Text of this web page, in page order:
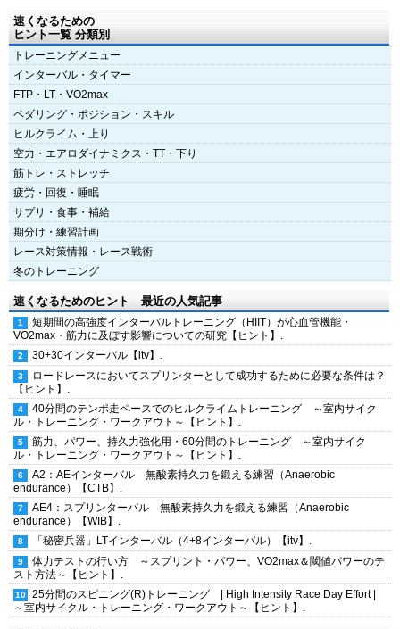
速くなるための
ヒント一覧 分類別
トレーニングメニュー
インターバル・タイマー
FTP・LT・VO2max
ペダリング・ポジション・スキル
ヒルクライム・上り
空力・エアロダイナミクス・TT・下り
筋トレ・ストレッチ
疲労・回復・睡眠
サプリ・食事・補給
期分け・練習計画
レース対策情報・レース戦術
冬のトレーニング
速くなるためのヒント 最近の人気記事
短期間の高強度インターバルトレーニング（HIIT）が心血管機能・
VO2max・筋力に及ぼす影響についての研究【ヒント】.
30+30インターバル【itv】.
ロードレースにおいてスプリンターとして成功するために必要な条件は？
【ヒント】.
40分間のテンポ走ペースでのヒルクライムトレーニング ～室内サイク
ル・トレーニング・ワークアウト～【ヒント】.
筋力、パワー、持久力強化用・60分間のトレーニング ～室内サイク
ル・トレーニング・ワークアウト～【ヒント】.
A2：AEインターバル 無酸素持久力を鍛える練習（Anaerobic
endurance）【CTB】.
AE4：スプリンターバル 無酸素持久力を鍛える練習（Anaerobic
endurance）【WIB】.
「秘密兵器」LTインターバル（4+8インターバル）【itv】.
体力テストの行い方 ～スプリント・パワー、VO2max＆閾値パワーのテ
スト方法～【ヒント】.
25分間のスピニング(R)トレーニング | High Intensity Race Day Effort |
～室内サイクル・トレーニング・ワークアウト～【ヒント】.